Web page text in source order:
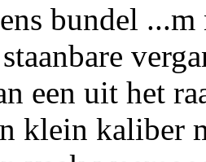
bundel
een uit het
klein kaliber